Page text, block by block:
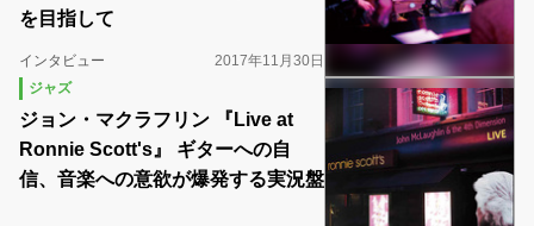
を目指して
インタビュー
2017年11月30日
ジャズ
ジョン・マクラフリン 『Live at
Ronnie Scott's』 ギターへの自
信、音楽への意欲が爆発する実況盤